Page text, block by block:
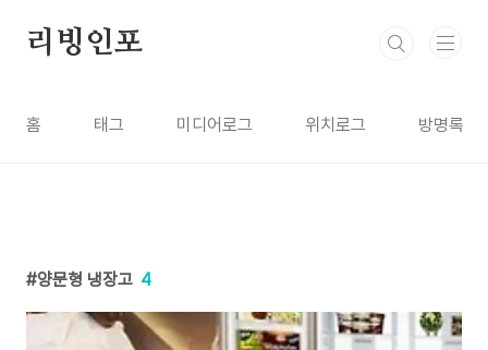
리빙인포
홈 태그 미디어로그 위치로그 방명록
양문형 냉장고 4